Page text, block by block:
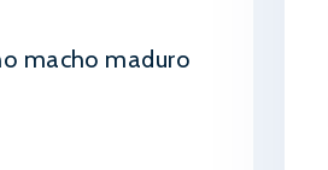
macho maduro